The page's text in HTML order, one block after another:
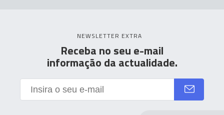
NEWSLETTER EXTRA
Receba no seu e-mail
informação da actualidade.